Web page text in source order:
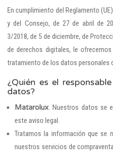
En cumplimiento del Reglamento
y del Consejo, de 27 de abril de
3/2018, de 5 de diciembre, de
de derechos digitales, le
tratamiento de los datos personales
¿Quién es el
datos?
Matarolux. Nuestros datos se
este aviso legal.
Tratamos la información que se
nuestros servicios de